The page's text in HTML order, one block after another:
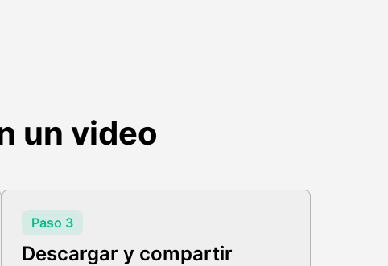
un video
Paso 3
Descargar y compartir